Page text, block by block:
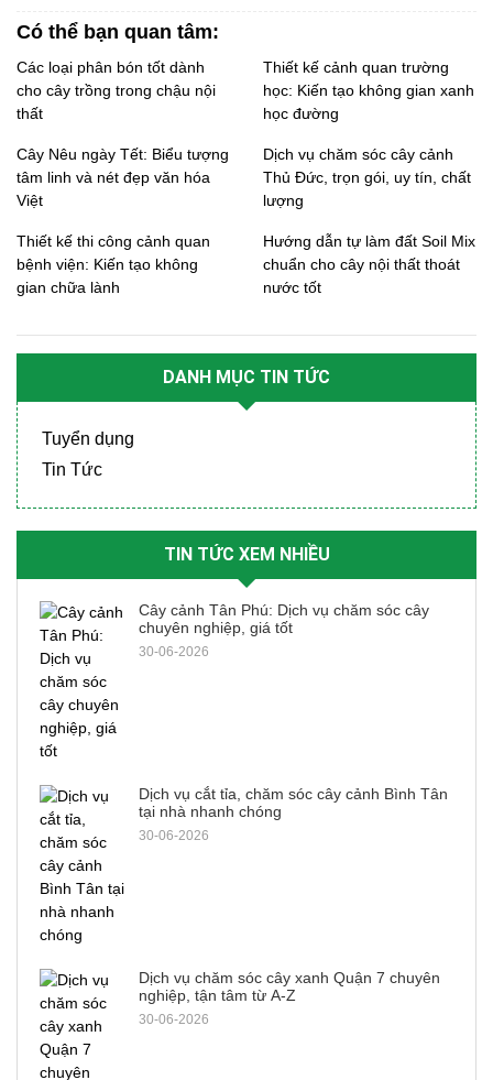
Có thể bạn quan tâm:
Các loại phân bón tốt dành
cho cây trồng trong chậu nội
thất
Thiết kế cảnh quan trường
học: Kiến tạo không gian xanh
học đường
Cây Nêu ngày Tết: Biểu tượng
tâm linh và nét đẹp văn hóa
Việt
Dịch vụ chăm sóc cây cảnh
Thủ Đức, trọn gói, uy tín, chất
lượng
Thiết kế thi công cảnh quan
bệnh viện: Kiến tạo không
gian chữa lành
Hướng dẫn tự làm đất Soil Mix
chuẩn cho cây nội thất thoát
nước tốt
DANH MỤC TIN TỨC
Tuyển dụng
Tin Tức
TIN TỨC XEM NHIỀU
Cây cảnh Tân Phú: Dịch vụ chăm sóc cây
chuyên nghiệp, giá tốt
30-06-2026
Dịch vụ cắt tỉa, chăm sóc cây cảnh Bình Tân
tại nhà nhanh chóng
30-06-2026
Dịch vụ chăm sóc cây xanh Quận 7 chuyên
nghiệp, tận tâm từ A-Z
30-06-2026